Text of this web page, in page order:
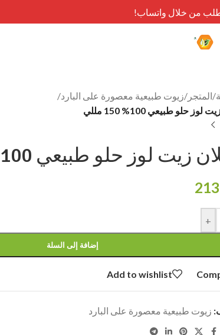
من خلال واتساب!
/المتجر /زيوت طبيعية معصورة على البارد/
حلو طبيعي 100% 150 مللي
زيت لوز حلو طبيعي 100% 150 مللي
213
+
إضافة إلى السلة
Add to wishlist
زيوت طبيعية معصورة على البارد